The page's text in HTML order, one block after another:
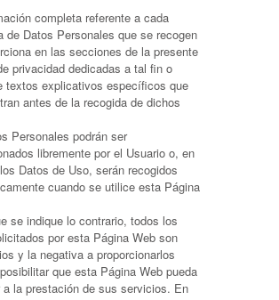
completa referente a cada
de Datos Personales que se recogen
en las secciones de la presente
privacidad dedicadas a tal fin o
textos explicativos específicos que
antes de la recogida de dichos
Personales podrán ser
libremente por el Usuario o, en
Datos de Uso, serán recogidos
cuando se utilice esta Página
se indique lo contrario, todos los
por esta Página Web son
y la negativa a proporcionarlos
que esta Página Web pueda
a la prestación de sus servicios. En